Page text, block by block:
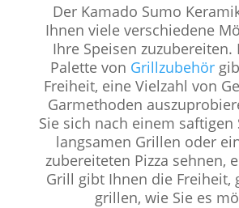
Der Kamado Sumo
Ihnen viele verschiedene
Ihre Speisen zuzubereiten.
Palette von Grillzubehör
Freiheit, eine Vielzahl von
Garmethoden
Sie sich nach einem saftigen
langsamen Grillen oder
zubereiteten Pizza sehnen,
Grill gibt Ihnen die Freiheit,
grillen, wie Sie es